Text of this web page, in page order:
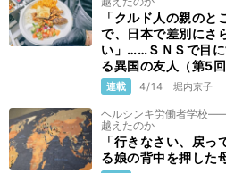
「クルド人の親の
で、日本で差別にさ
い」……ＳＮＳで目
る異国の友人（第5
連載 4/14 堀内京子
ヘルシンキ労働者学校
越えたのか
「行きなさい、戻
る娘の背中を押した